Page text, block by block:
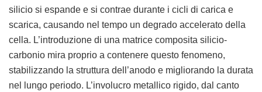
silicio si espande e si contrae durante i cicli di carica e
scarica, causando nel tempo un degrado accelerato della
cella. L’introduzione di una matrice composita silicio-
carbonio mira proprio a contenere questo fenomeno,
stabilizzando la struttura dell’anodo e migliorando la durata
nel lungo periodo. L’involucro metallico rigido, dal canto